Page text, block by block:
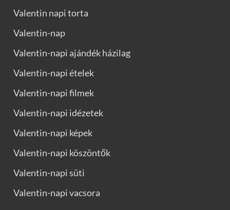
Valentin napi torta
Valentin-nap
Valentin-napi ajándék házilag
Valentin-napi ételek
Valentin-napi filmek
Valentin-napi idézetek
Valentin-napi képek
Valentin-napi köszöntők
Valentin-napi süti
Valentin-napi vacsora